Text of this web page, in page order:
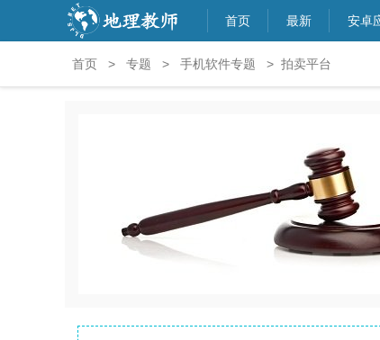
首页 最新 安卓
首页 > 专题 > 手机软件专题 > 拍卖平台